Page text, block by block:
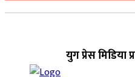
युग प्रेस मिडिया